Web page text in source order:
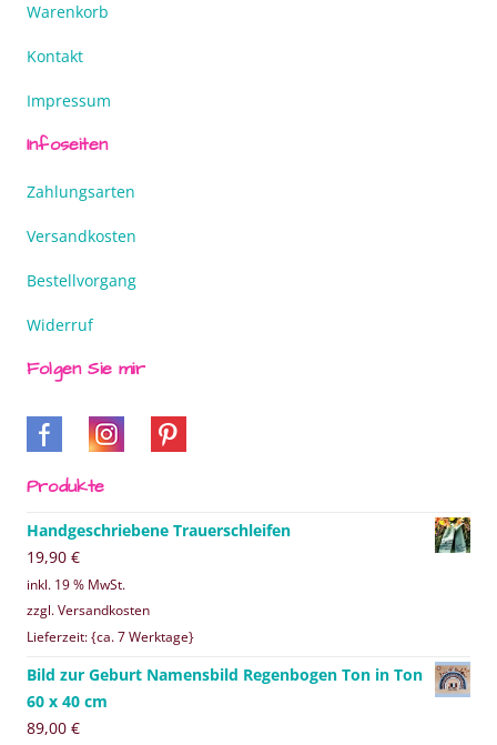
Warenkorb
Kontakt
Impressum
Infoseiten
Zahlungsarten
Versandkosten
Bestellvorgang
Widerruf
Folgen Sie mir
Produkte
Handgeschriebene Trauerschleifen
19,90 €
inkl. 19 % MwSt.
zzgl. Versandkosten
Lieferzeit: {ca. 7 Werktage}
Bild zur Geburt Namensbild Regenbogen Ton in Ton
60 x 40 cm
89,00 €